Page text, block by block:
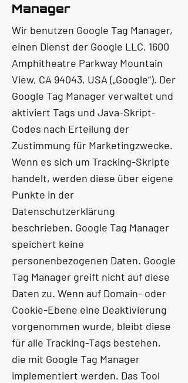
Manager
Wir benutzen Google Tag Manager,
einen Dienst der Google LLC, 1600
Amphitheatre Parkway Mountain
View, CA 94043, USA („Google“). Der
Google Tag Manager verwaltet und
aktiviert Tags und Java-Skript-
Codes nach Erteilung der
Zustimmung für Marketingzwecke.
Wenn es sich um Tracking-Skripte
handelt, werden diese über eigene
Punkte in der
Datenschutzerklärung
beschrieben. Google Tag Manager
speichert keine
personenbezogenen Daten. Google
Tag Manager greift nicht auf diese
Daten zu. Wenn auf Domain- oder
Cookie-Ebene eine Deaktivierung
vorgenommen wurde, bleibt diese
für alle Tracking-Tags bestehen,
die mit Google Tag Manager
implementiert werden. Das Tool